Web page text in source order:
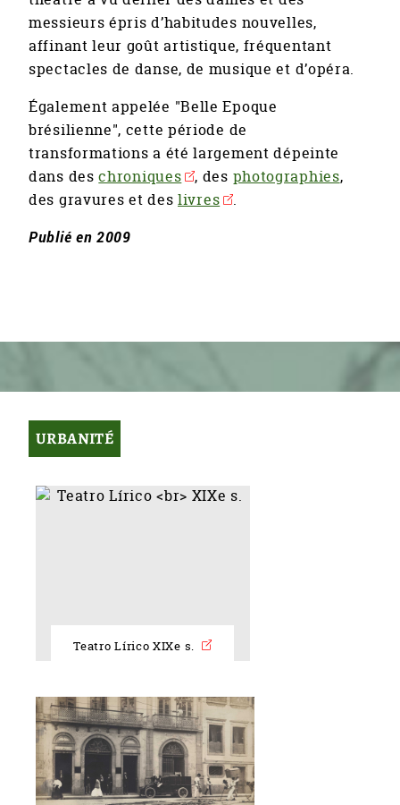
messieurs épris d’habitudes nouvelles,
affinant leur goût artistique, fréquentant
spectacles de danse, de musique et d’opéra.
Également appelée "Belle Epoque
brésilienne", cette période de
transformations a été largement dépeinte
dans deschroniques , des photographies,
des gravures et des livres .
Publié en 2009
URBANITÉ
Teatro Lírico XIXe s.